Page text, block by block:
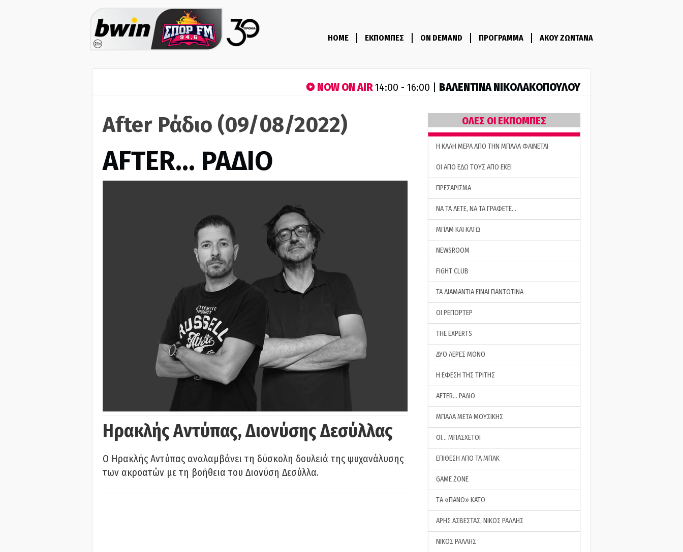
HOME ΕΚΠΟΜΠΕΣ ON DEMAND ΠΡΟΓΡΑΜΜΑ ΑΚΟΥ ΖΩΝΤΑΝΑ
NOW ON AIR14:00 - 16:00 | ΒΑΛΕΝΤΙΝΑ ΝΙΚΟΛΑΚΟΠΟΥΛΟΥ
After Ράδιο (09/08/2022)
AFTER… ΡΑΔΙΟ
Ηρακλής Αντύπας, Διονύσης Δεσύλλας
Ο Ηρακλής Αντύπας αναλαμβάνει τη δύσκολη δουλειά της ψυχανάλυσης
των ακροατών με τη βοήθεια του Διονύση Δεσύλλα.
ΟΛΕΣ ΟΙ ΕΚΠΟΜΠΕΣ
H ΚΑΛΗ ΜΕΡΑ ΑΠΟ ΤΗΝ ΜΠΑΛΑ ΦΑΙΝΕΤΑΙ
ΟΙ ΑΠΟ ΕΔΩ ΤΟΥΣ ΑΠΟ ΕΚΕΙ
ΠΡΕΣΑΡΙΣΜΑ
ΝΑ ΤΑ ΛΕΤΕ, ΝΑ ΤΑ ΓΡΑΦΕΤΕ…
ΜΠΑΜ ΚΑΙ ΚΑΤΩ
NEWSROOM
FIGHT CLUB
ΤΑ ΔΙΑΜΑΝΤΙΑ ΕΙΝΑΙ ΠΑΝΤΟΤΙΝΑ
ΟΙ ΡΕΠΟΡΤΕΡ
THE EXPERTS
ΔΥΟ ΛΕΡΕΣ ΜΟΝΟ
Η ΕΦΕΣΗ ΤΗΣ ΤΡΙΤΗΣ
AFTER… ΡΑΔΙΟ
ΜΠΑΛΑ ΜΕΤΑ ΜΟΥΣΙΚΗΣ
ΟΙ… ΜΠΑΣΧΕΤΟΙ
ΕΠΙΘΕΣΗ ΑΠΟ ΤΑ ΜΠΑΚ
GAME ZONE
ΤA «ΠΑΝΟ» ΚΑΤΩ
ΑΡΗΣ ΑΣΒΕΣΤΑΣ, ΝΙΚΟΣ ΡΑΛΛΗΣ
ΝΙΚΟΣ ΡΑΛΛΗΣ